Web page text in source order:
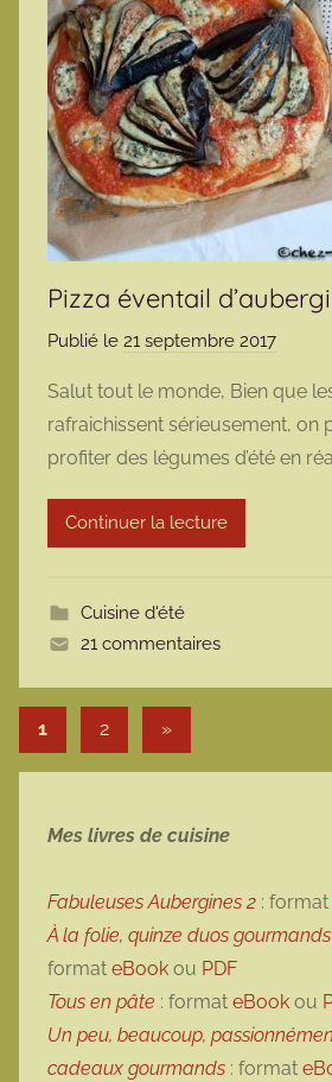
Pizza éventail
Publié le 21 septembre 2017
r
m
a
Salut tout le monde, Bien que
rafraichissent sérieusement, on
profiter des légumes d’été en
Continuer la lecture
Cuisine d'été
21 commentaires
Pagination des
1 2 Articles suivants
»
Mes livres de cuisine
Fabuleuses Aubergines 2 : format
À la folie, quinze duos
format eBook ou PDF
Tous en pâte : format eBook ou
Un peu, beaucoup,
cadeaux gourmands : format